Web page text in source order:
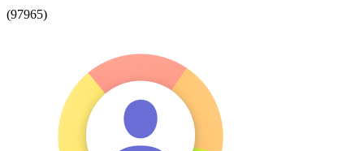
(97965)